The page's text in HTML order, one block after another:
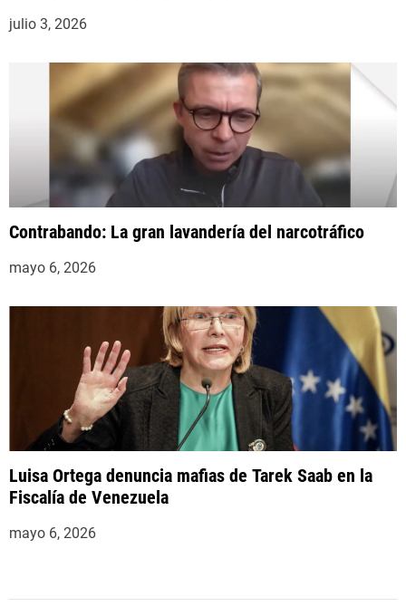
julio 3, 2026
Contrabando: La gran lavandería del narcotráfico
mayo 6, 2026
Luisa Ortega denuncia mafias de Tarek Saab en la
Fiscalía de Venezuela
mayo 6, 2026